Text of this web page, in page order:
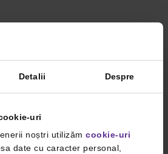
Detalii Despre
uri
noștri utilizăm cookie-uri
date cu caracter personal,